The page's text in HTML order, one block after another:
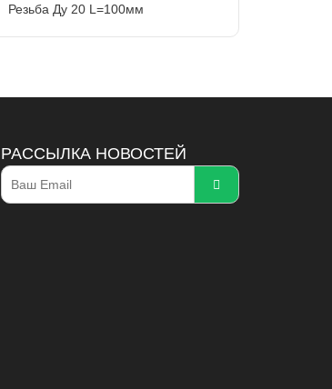
Резьба Ду 20 L=100мм
РАССЫЛКА НОВОСТЕЙ